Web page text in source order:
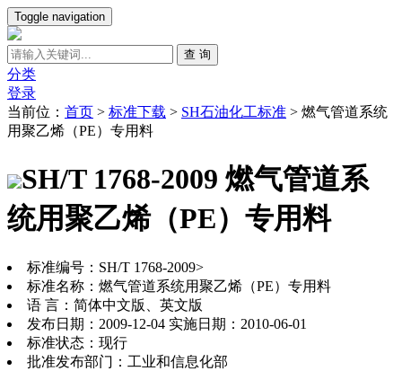
Toggle navigation
查 询
分类
登录
当前位： 首页 > 标准下载 > SH石油化工标准 > 燃气管道系统
用聚乙烯（PE）专用料
SH/T 1768-2009 燃气管道系
统用聚乙烯（PE）专用料
标准编号：SH/T 1768-2009>
标准名称：燃气管道系统用聚乙烯（PE）专用料
语 言：简体中文版、英文版
发布日期：2009-12-04 实施日期：2010-06-01
标准状态：现行
批准发布部门：工业和信息化部